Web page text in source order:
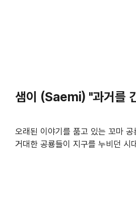
샘이 (Saemi) "과거를
오래된 이야기를 품고 있는 꼬마
거대한 공룡들이 지구를 누비던 시